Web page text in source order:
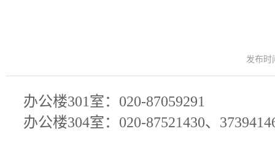
发布时
办公楼301室：020-87059291
办公楼304室：020-87521430、